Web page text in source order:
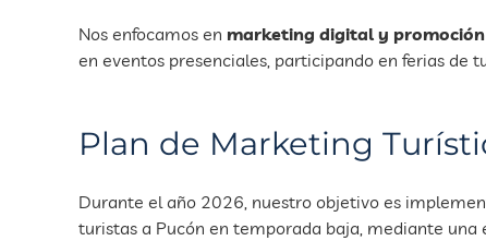
Nos enfocamos en marketing digital y
en eventos presenciales, participando en ferias de
Plan de Marketing
Durante el año 2026, nuestro objetivo es
turistas a Pucón en temporada baja, mediante